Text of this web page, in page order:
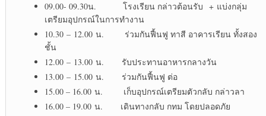
09.00- 09.30น. โรงเรียน กล่าวต้อนรับ + แบ่งกลุ่ม
เตรียมอุปกรณ์ในการทำงาน
10.30 – 12.00 น. ร่วมกันฟื้นฟู ทาสี อาคารเรียน ทั้งสอง
ชั้น
12.00 – 13.00 น. รับประทานอาหารกลางวัน
13.00 – 15.00 น. ร่วมกันฟื้นฟู ต่อ
15.00 – 16.00 น. เก็บอุปกรณ์เตรียมตัวกลับ กล่าวลา
16.00 – 19.00 น. เดินทางกลับ กทม โดยปลอดภัย